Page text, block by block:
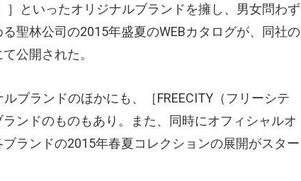
］といったオリジナルブランドを擁し、男女問わず
聖林公司の2015年盛夏のWEBカタログが、同社の
公開された。
ブランドのほかにも、［FREECITY （フリーシテ
ンドのものもあり。また、同時にオフィシャルオ
ランドの2015年春夏コレクションの展開がスター